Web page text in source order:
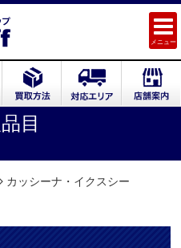
メニュー
目
カッシーナ・イクスシー